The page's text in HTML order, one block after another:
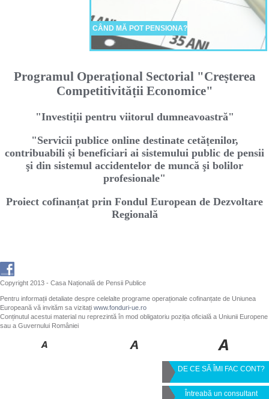
CÂND MĂ POT PENSIONA?
Programul Operaṭional Sectorial "Creṣterea
Competitivităṭii Economice"
"Investiṭii pentru viitorul dumneavoastră"
"Servicii publice online destinate cetăṭenilor,
contribuabili ṣi beneficiari ai sistemului public de pensii
şi din sistemul accidentelor de muncă şi bolilor
profesionale"
Proiect cofinanțat prin Fondul European de Dezvoltare
Regională
Copyright 2013 - Casa Națională de Pensii Publice
Pentru informații detaliate despre celelalte programe operaționale cofinanțate de Uniunea
Europeană vă invităm sa vizitați www.fonduri-ue.ro
Conținutul acestui material nu reprezintă în mod obligatoriu poziția oficială a Uniunii Europene
sau a Guvernului României
DE CE SĂ ÎMI FAC CONT?
Întreabă un consultant